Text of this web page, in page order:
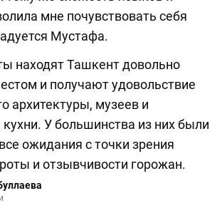
мне почувствовать себя
Мустафа.
находят Ташкент довольно
и получают удовольствие
архитектуры, музеев и
У большинства из них были
ожидания с точки зрения
и отзывчивости горожан.